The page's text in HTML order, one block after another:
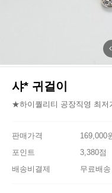
샤* 귀걸이
★하이퀄리티 공장직영 최
판매가격
169,000
포인트
3,380점
배송비결제
무료배송